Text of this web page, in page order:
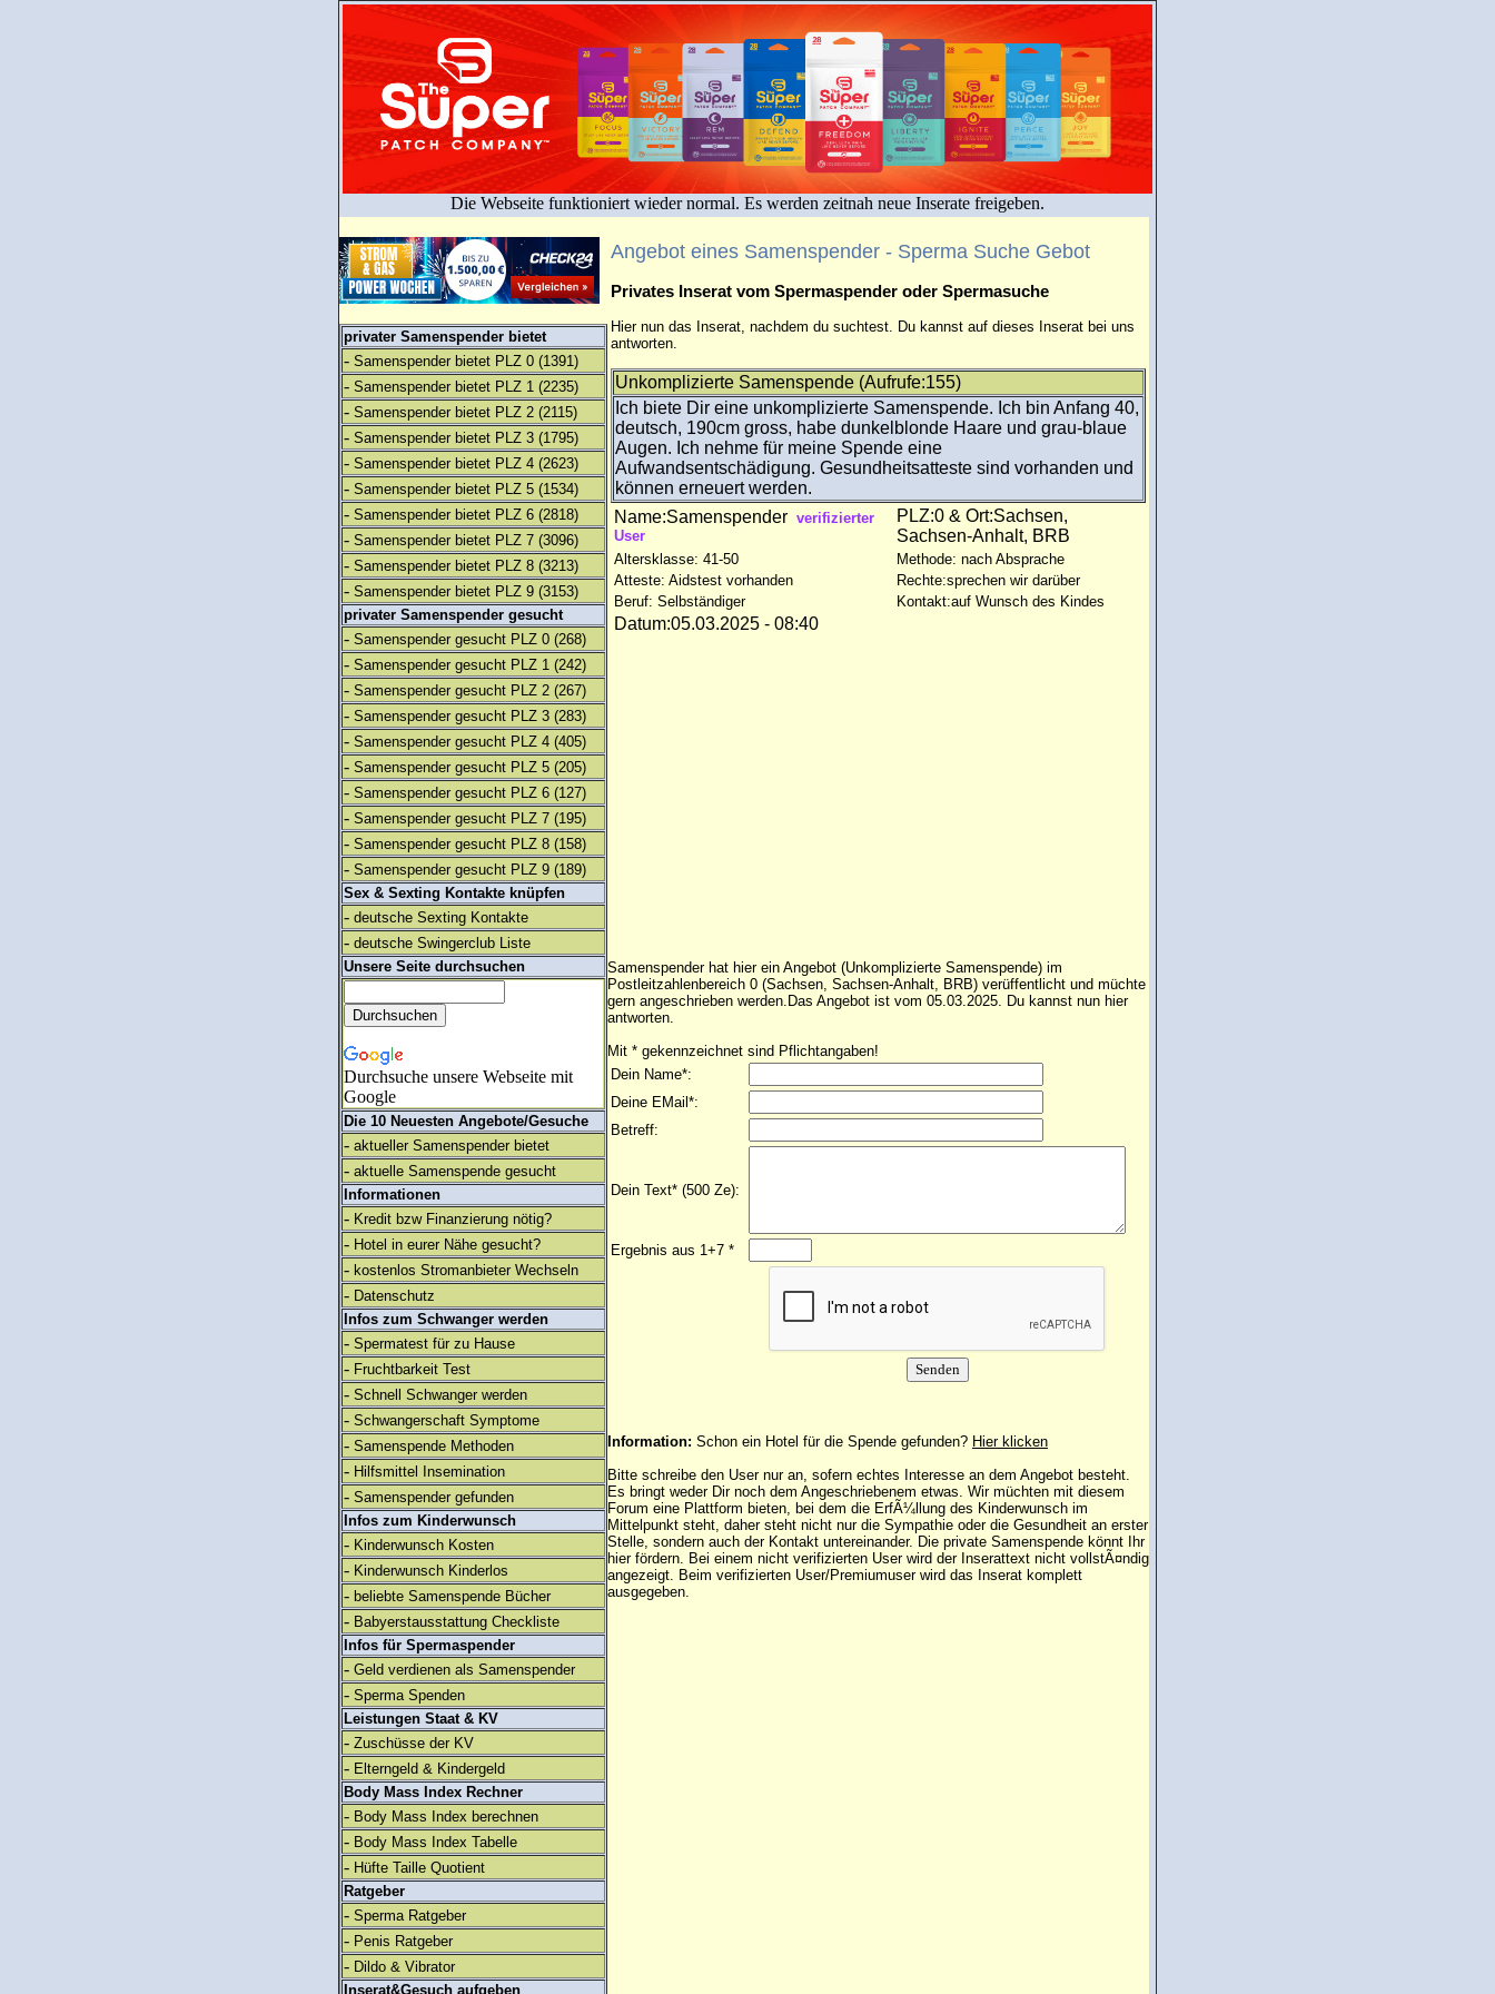
Die Webseite funktioniert wieder normal. Es werden zeitnah neue Inserate freigeben.
privater Samenspender bietet
- Samenspender bietet PLZ 0 (1391)
- Samenspender bietet PLZ 1 (2235)
- Samenspender bietet PLZ 2 (2115)
- Samenspender bietet PLZ 3 (1795)
- Samenspender bietet PLZ 4 (2623)
- Samenspender bietet PLZ 5 (1534)
- Samenspender bietet PLZ 6 (2818)
- Samenspender bietet PLZ 7 (3096)
- Samenspender bietet PLZ 8 (3213)
- Samenspender bietet PLZ 9 (3153)
privater Samenspender gesucht
- Samenspender gesucht PLZ 0 (268)
- Samenspender gesucht PLZ 1 (242)
- Samenspender gesucht PLZ 2 (267)
- Samenspender gesucht PLZ 3 (283)
- Samenspender gesucht PLZ 4 (405)
- Samenspender gesucht PLZ 5 (205)
- Samenspender gesucht PLZ 6 (127)
- Samenspender gesucht PLZ 7 (195)
- Samenspender gesucht PLZ 8 (158)
- Samenspender gesucht PLZ 9 (189)
Sex & Sexting Kontakte knüpfen
- deutsche Sexting Kontakte
- deutsche Swingerclub Liste
Unsere Seite durchsuchen
Durchsuche unsere Webseite mit
Google
Die 10 Neuesten Angebote/Gesuche
- aktueller Samenspender bietet
- aktuelle Samenspende gesucht
Informationen
- Kredit bzw Finanzierung nötig?
- Hotel in eurer Nähe gesucht?
- kostenlos Stromanbieter Wechseln
- Datenschutz
Infos zum Schwanger werden
- Spermatest für zu Hause
- Fruchtbarkeit Test
- Schnell Schwanger werden
- Schwangerschaft Symptome
- Samenspende Methoden
- Hilfsmittel Insemination
- Samenspender gefunden
Infos zum Kinderwunsch
- Kinderwunsch Kosten
- Kinderwunsch Kinderlos
- beliebte Samenspende Bücher
- Babyerstausstattung Checkliste
Infos für Spermaspender
- Geld verdienen als Samenspender
- Sperma Spenden
Leistungen Staat & KV
- Zuschüsse der KV
- Elterngeld & Kindergeld
Body Mass Index Rechner
- Body Mass Index berechnen
- Body Mass Index Tabelle
- Hüfte Taille Quotient
Ratgeber
- Sperma Ratgeber
- Penis Ratgeber
- Dildo & Vibrator
Inserat&Gesuch aufgeben
Angebot eines Samenspender - Sperma Suche Gebot
Privates Inserat vom Spermaspender oder Spermasuche
Hier nun das Inserat, nachdem du suchtest. Du kannst auf dieses Inserat bei uns
antworten.
Unkomplizierte Samenspende (Aufrufe:155)
Ich biete Dir eine unkomplizierte Samenspende. Ich bin Anfang 40,
deutsch, 190cm gross, habe dunkelblonde Haare und grau-blaue
Augen. Ich nehme für meine Spende eine
Aufwandsentschädigung. Gesundheitsatteste sind vorhanden und
können erneuert werden.
Name:Samenspender verifizierter
User
PLZ:0 & Ort:Sachsen,
Sachsen-Anhalt, BRB
Altersklasse: 41-50
Methode: nach Absprache
Atteste: Aidstest vorhanden
Rechte:sprechen wir darüber
Beruf: Selbständiger
Kontakt:auf Wunsch des Kindes
Datum:05.03.2025 - 08:40
Samenspender hat hier ein Angebot (Unkomplizierte Samenspende) im
Postleitzahlenbereich 0 (Sachsen, Sachsen-Anhalt, BRB) verüffentlicht und müchte
gern angeschrieben werden.Das Angebot ist vom 05.03.2025. Du kannst nun hier
antworten.
Mit * gekennzeichnet sind Pflichtangaben!
Dein Name*:
Deine EMail*:
Betreff:
Dein Text* (500 Ze):
Ergebnis aus 1+7 *
Information: Schon ein Hotel für die Spende gefunden? Hier klicken
Bitte schreibe den User nur an, sofern echtes Interesse an dem Angebot besteht.
Es bringt weder Dir noch dem Angeschriebenem etwas. Wir müchten mit diesem
Forum eine Plattform bieten, bei dem die ErfÃ¼llung des Kinderwunsch im
Mittelpunkt steht, daher steht nicht nur die Sympathie oder die Gesundheit an erster
Stelle, sondern auch der Kontakt untereinander. Die private Samenspende könnt Ihr
hier fördern. Bei einem nicht verifizierten User wird der Inserattext nicht vollstÃ¤ndig
angezeigt. Beim verifizierten User/Premiumuserwird das Inserat komplett
ausgegeben.